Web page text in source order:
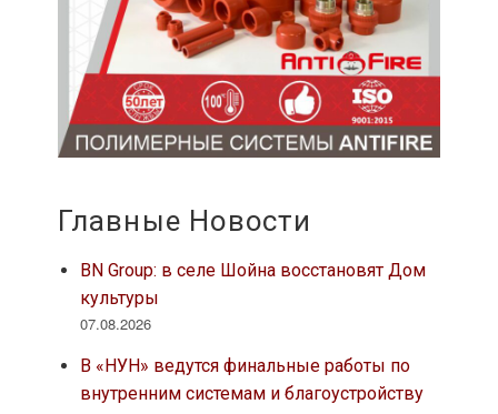
Главные Новости
BN Group: в селе Шойна восстановят Дом
культуры
07.08.2026
В «НУН» ведутся финальные работы по
внутренним системам и благоустройству